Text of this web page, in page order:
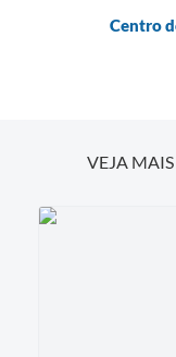
Centro
VEJA